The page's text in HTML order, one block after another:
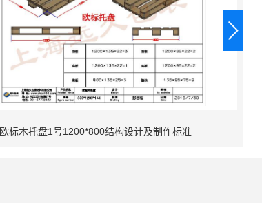
欧标木托盘1号1200*800结构设计及制作标准